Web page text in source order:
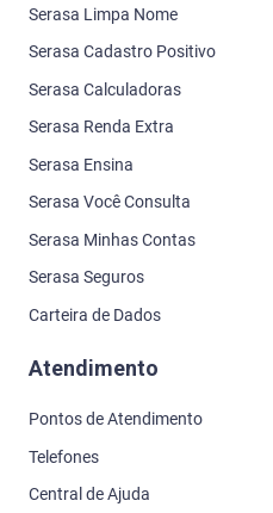
Serasa Limpa Nome
Serasa Cadastro Positivo
Serasa Calculadoras
Serasa Renda Extra
Serasa Ensina
Serasa Você Consulta
Serasa Minhas Contas
Serasa Seguros
Carteira de Dados
Atendimento
Pontos de Atendimento
Telefones
Central de Ajuda